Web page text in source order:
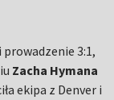
3:1,
Zacha Hymana
ekipa z Denver i